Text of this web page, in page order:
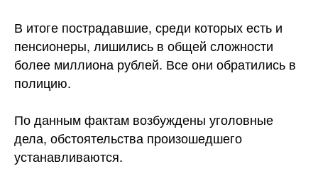
В итоге пострадавшие, среди которых есть и
пенсионеры, лишились в общей сложности
более миллиона рублей. Все они обратились в
полицию.
По данным фактам возбуждены уголовные
дела, обстоятельства произошедшего
устанавливаются.